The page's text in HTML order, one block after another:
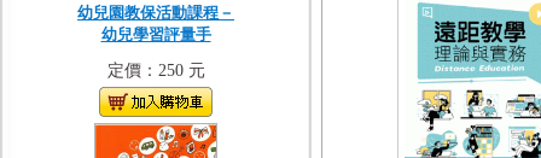
幼兒園教保活動課程－
幼兒學習評量手
定價：250 元